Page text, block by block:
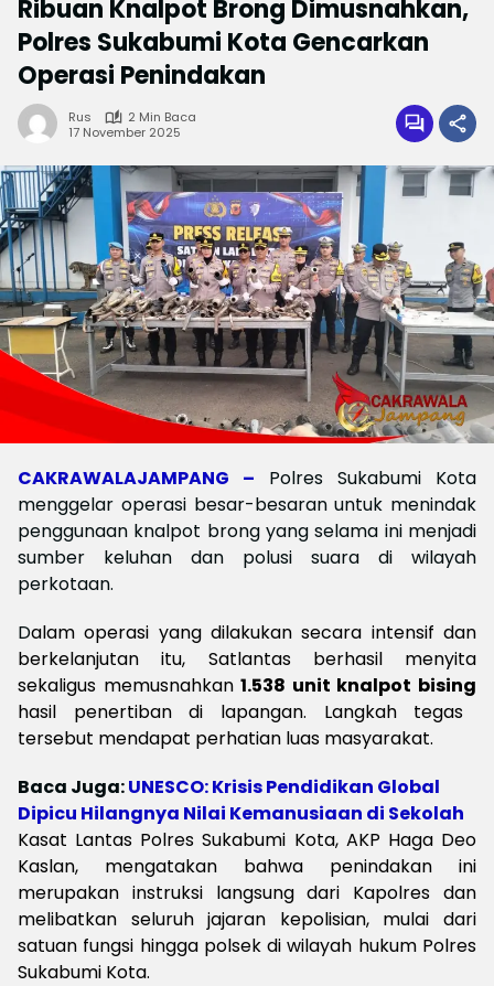
Ribuan Knalpot Brong Dimusnahkan,
Polres Sukabumi Kota Gencarkan
Operasi Penindakan
Rus
2 Min Baca
17 November 2025
CAKRAWALAJAMPANG – Polres Sukabumi Kota
menggelar operasi besar-besaran untuk menindak
penggunaan knalpot brong yang selama ini menjadi
sumber keluhan dan polusi suara di wilayah
perkotaan.
Dalam operasi yang dilakukan secara intensif dan
berkelanjutan itu, Satlantas berhasil menyita
sekaligus memusnahkan1.538 unit knalpot bising
hasil penertiban di lapangan. Langkah tegas
tersebut mendapat perhatian luas masyarakat.
Baca Juga:UNESCO: Krisis Pendidikan Global
Dipicu Hilangnya Nilai Kemanusiaan di Sekolah
Kasat Lantas Polres Sukabumi Kota, AKP Haga Deo
Kaslan, mengatakan bahwa penindakan ini
merupakan instruksi langsung dari Kapolres dan
melibatkan seluruh jajaran kepolisian, mulai dari
satuan fungsi hingga polsek di wilayah hukum Polres
Sukabumi Kota.